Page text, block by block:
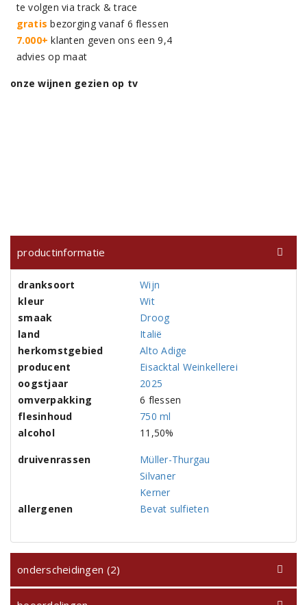
te volgen via track & trace
gratis bezorging vanaf 6 flessen
7.000+ klanten geven ons een 9,4
advies op maat
onze wijnen gezien op tv
productinformatie
dranksoort
Wijn
kleur
Wit
smaak
Droog
land
Italië
herkomstgebied
Alto Adige
producent
Eisacktal Weinkellerei
oogstjaar
2025
omverpakking
6 flessen
flesinhoud
750 ml
alcohol
11,50%
druivenrassen
Müller-Thurgau
Silvaner
Kerner
allergenen
Bevat sulfieten
onderscheidingen (2)